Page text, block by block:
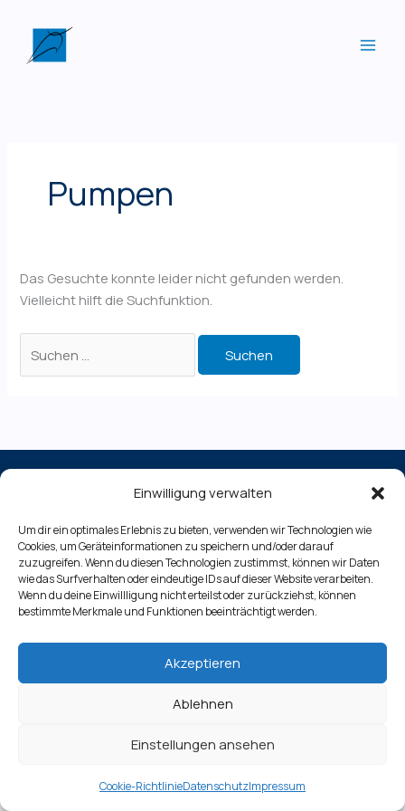
Einwilligung verwalten
Um dir ein optimales Erlebnis zu bieten, verwenden wir Technologien wie
Cookies, um Geräteinformationen zu speichern und/oder darauf
zuzugreifen. Wenn du diesen Technologien zustimmst, können wir Daten
wie das Surfverhalten oder eindeutige IDs auf dieser Website verarbeiten.
Wenn du deine Einwillligung nicht erteilst oder zurückziehst, können
bestimmte Merkmale und Funktionen beeinträchtigt werden.
Akzeptieren
Ablehnen
Einstellungen ansehen
Cookie-RichtlinieDatenschutzImpressum
Inhalt
springen
Pumpen
Das Gesuchte konnte leider nicht gefunden werden.
Vielleicht hilft die Suchfunktion.
nach:
Datenschutz
Cookie-Richtlinie (EU)